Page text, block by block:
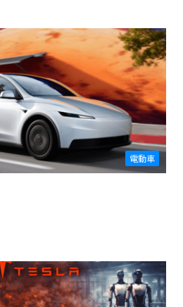
電動車